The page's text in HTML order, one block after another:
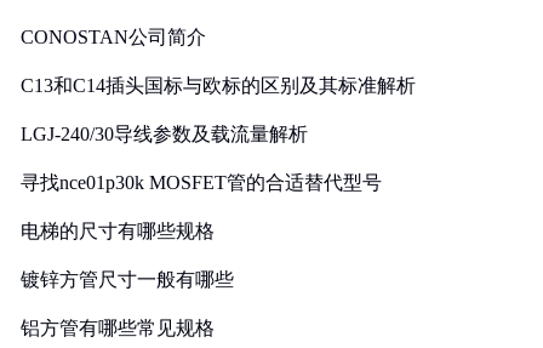
CONOSTAN公司简介
C13和C14插头国标与欧标的区别及其标准解析
LGJ-240/30导线参数及载流量解析
寻找nce01p30k MOSFET管的合适替代型号
电梯的尺寸有哪些规格
镀锌方管尺寸一般有哪些
铝方管有哪些常见规格